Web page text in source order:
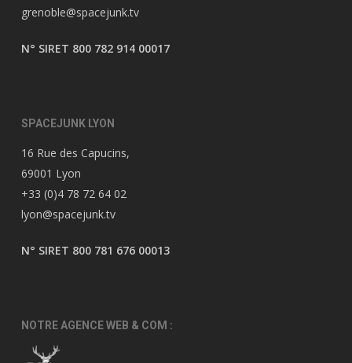
grenoble@spacejunk.tv
N° SIRET 800 782 914 00017
SPACEJUNK LYON
16 Rue des Capucins,
69001 Lyon
+33 (0)4 78 72 64 02
lyon@spacejunk.tv
N° SIRET 800 781 676 00013
NOTRE AGENCE WEB & COM :